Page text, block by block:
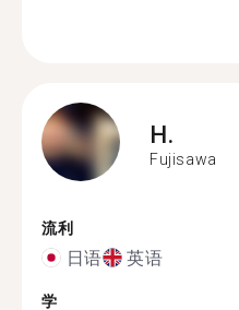
H.
Fujisawa
流利
日语 英语
学